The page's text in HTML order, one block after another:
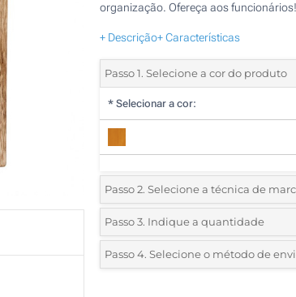
organização. Ofereça aos funcionários!
+ Descrição+ Características
Passo 1. Selecione a cor do produto
* Selecionar a cor:
Passo 2. Selecione a técnica de
*Selecione o tipo de marcação e as
1 Cor (Num lado)
Passo 3. Indique a quantidade
*Quantidade mínima:50
Passo 4. Selecione o método de